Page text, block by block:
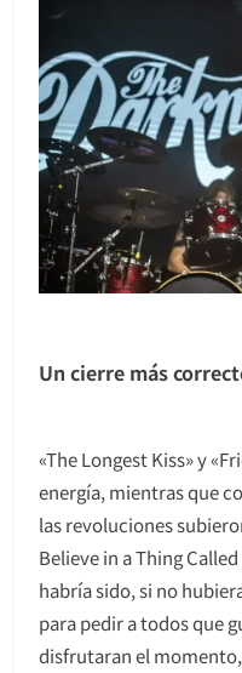
Un cierre más
«The Longest Kiss» y
energía, mientras que
las revoluciones
Believe in a Thing
habría sido, si no
para pedir a todos que
disfrutaran el